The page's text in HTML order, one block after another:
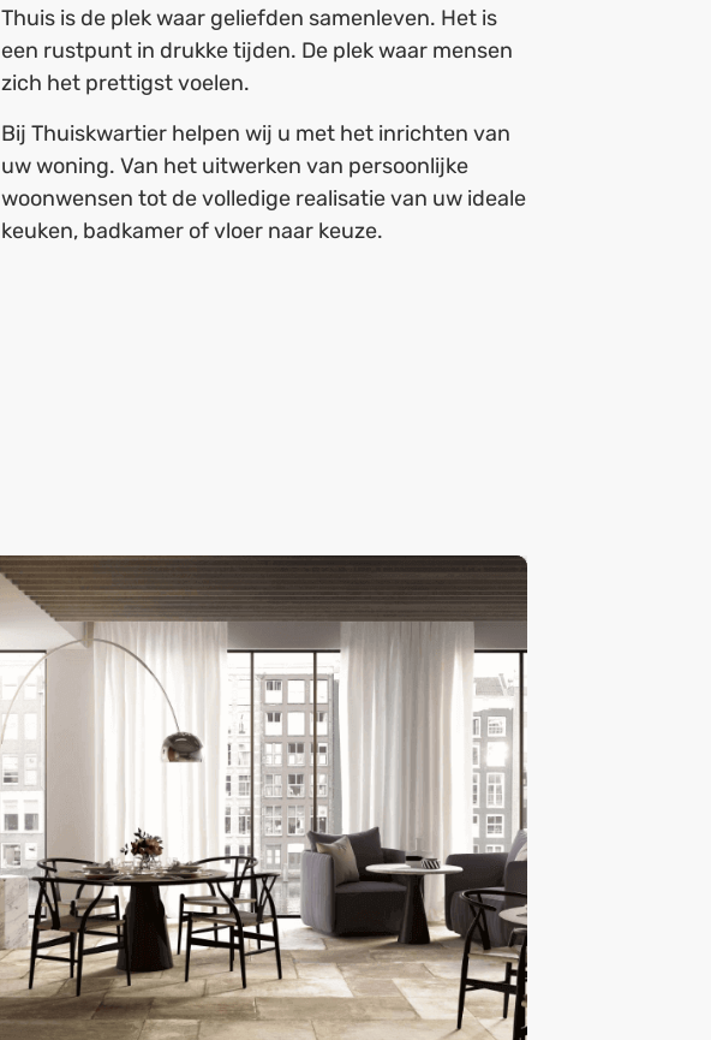
Thuis is de plek waar geliefden samenleven. Het is
een rustpunt in drukke tijden. De plek waar mensen
zich het prettigst voelen.
Bij Thuiskwartier helpen wij u met het inrichten van
uw woning. Van het uitwerken van persoonlijke
woonwensen tot de volledige realisatie van uw ideale
keuken, badkamer of vloer naar keuze.